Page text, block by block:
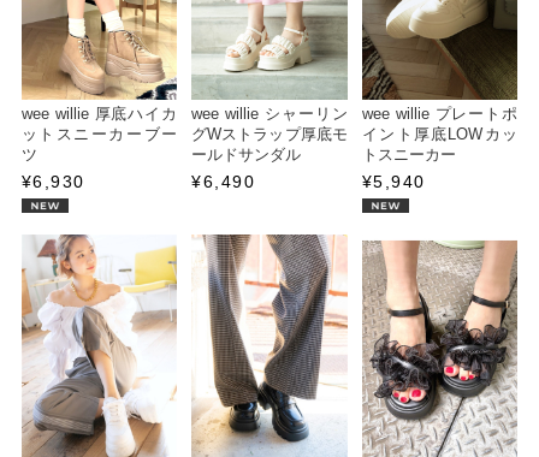
wee willie 厚底ハイカ
ットスニーカーブー
ツ
¥6,930
wee willie シャーリン
グWストラップ厚底モ
ールドサンダル
¥6,490
wee willie プレートポ
イント厚底LOWカッ
トスニーカー
¥5,940